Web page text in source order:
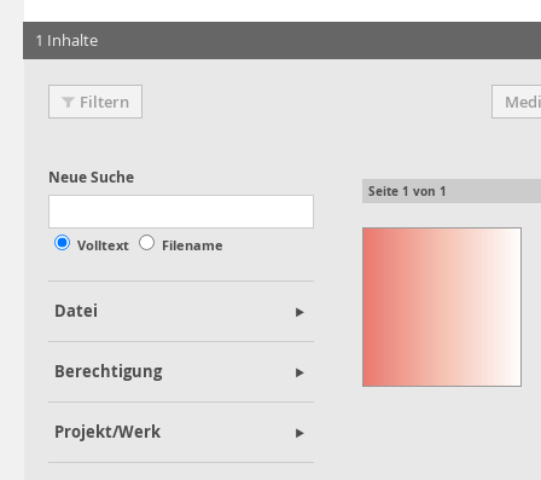
1 Inhalte
Filtern
Volltext Filename
Datei
Berechtigung
Projekt/Werk
Seite 1 von 1